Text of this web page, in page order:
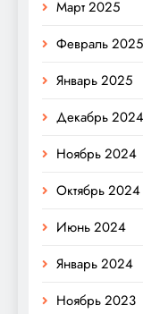
Март 2025
Февраль 2025
Январь 2025
Декабрь 2024
Ноябрь 2024
Октябрь 2024
Июнь 2024
Январь 2024
Ноябрь 2023